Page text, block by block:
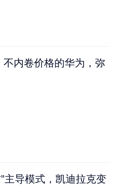
内卷价格的华为，弥
主导模式，凯迪拉克变